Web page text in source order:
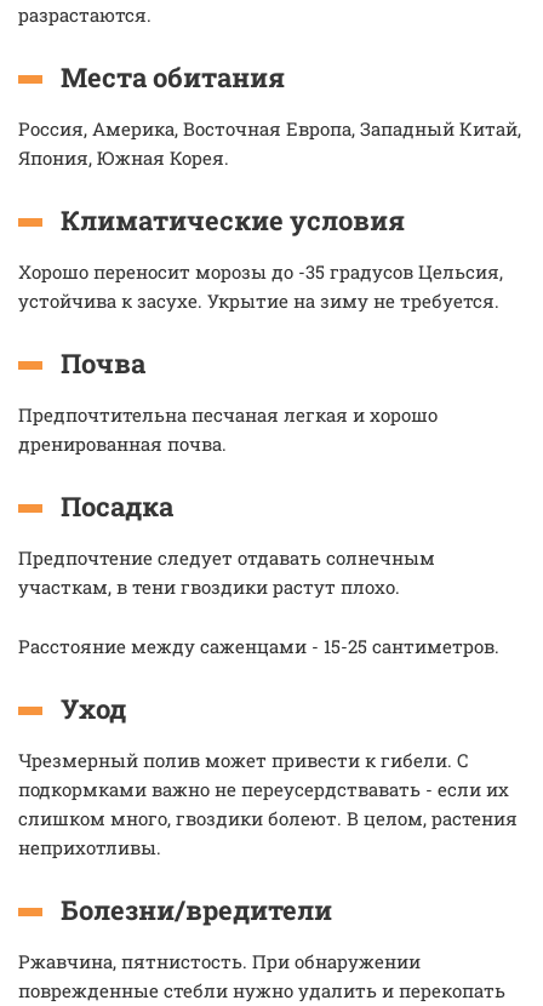
разрастаются.
Места обитания
Россия, Америка, Восточная Европа, Западный Китай,
Япония, Южная Корея.
Климатические условия
Хорошо переносит морозы до -35 градусов Цельсия,
устойчива к засухе. Укрытие на зиму не требуется.
Почва
Предпочтительна песчаная легкая и хорошо
дренированная почва.
Посадка
Предпочтение следует отдавать солнечным
участкам, в тени гвоздики растут плохо.
Расстояние между саженцами - 15-25 сантиметров.
Уход
Чрезмерный полив может привести к гибели. С
подкормками важно не переусердствавать - если их
слишком много, гвоздики болеют. В целом, растения
неприхотливы.
Болезни/вредители
Ржавчина, пятнистость. При обнаружении
поврежденные стебли нужно удалить и перекопать